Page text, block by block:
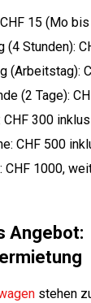
15 (Mo
(4 Stunden):
(Arbeitstag):
(2 Tage):
CHF 300
CHF 500
CHF 1000,
Angebot:
stehen